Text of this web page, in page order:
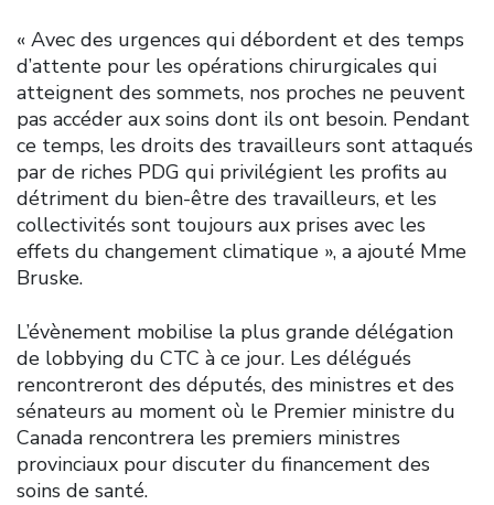
« Avec des urgences qui débordent et des temps
d’attente pour les opérations chirurgicales qui
atteignent des sommets, nos proches ne peuvent
pas accéder aux soins dont ils ont besoin. Pendant
ce temps, les droits des travailleurs sont attaqués
par de riches PDG qui privilégient les profits au
détriment du bien-être des travailleurs, et les
collectivités sont toujours aux prises avec les
effets du changement climatique », a ajouté Mme
Bruske.
L’évènement mobilise la plus grande délégation
de lobbying du CTC à ce jour. Les délégués
rencontreront des députés, des ministres et des
sénateurs au moment où le Premier ministre du
Canada rencontrera les premiers ministres
provinciaux pour discuter du financement des
soins de santé.